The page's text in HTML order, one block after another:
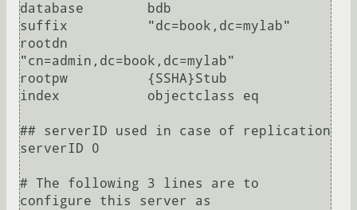
database        bdb
suffix          "dc=book,dc=mylab"
rootdn
"cn=admin,dc=book,dc=mylab"
rootpw          {SSHA}Stub
index           objectclass eq
## serverID used in case of replication
serverID 0
# The following 3 lines are to
configure this server as